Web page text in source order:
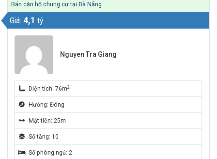
Bán căn hộ chung cư tại Đà Nẵng
Giá:4,1 tỷ
Nguyen Tra Giang
Diện tích: 76m2
Hướng: Đông
Mặt tiền: 25m
Số tầng: 10
Số phòng ngủ: 2